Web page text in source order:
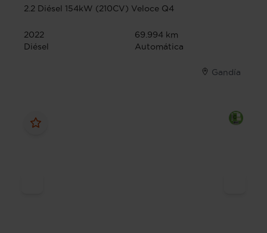
2.2 Diésel 154kW (210CV) Veloce Q4
2022
69.994 km
Diésel
Automática
Gandía